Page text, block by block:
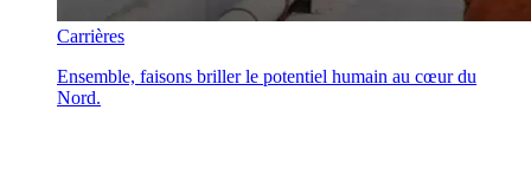
Carrières
Ensemble, faisons briller le potentiel humain au cœur du
Nord.